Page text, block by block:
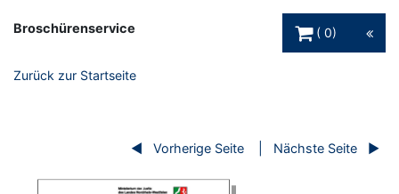
Broschürenservice
0
Zurück zur Startseite
Vorherige Seite Nächste Seite